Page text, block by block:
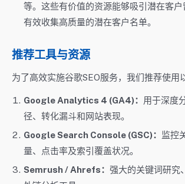
等。这些有价值的资源能够吸引潜在客户
有效收集高质量的潜在客户名单。
推荐工具与资源
为了高效实施谷歌SEO服务，我们推荐使用
Google Analytics 4 (GA4)： 用于深度
径、转化漏斗和网站表现。
Google Search Console (GSC)： 监控
量、点击率及索引覆盖状况。
Semrush / Ahrefs： 强大的关键词研究